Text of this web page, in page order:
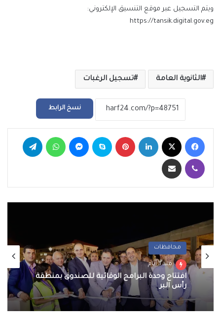
ويتم التسجيل عبر موقع التنسيق الإلكتروني:
https://tansik.digital.gov.eg
الثانوية العامة تسجيل الرغبات
نسخ الرابط
فيسبوك لينكدإن بينتيريست سكايب ماسنجر واتساب
ڤايبر مشاركة عبر البريد
محافظات
منذ 3 أيام
افتتاح وحدة البرامج الوقائية للصندوق بمنطقة
رأس البر